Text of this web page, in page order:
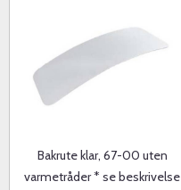
Bakrute klar, 67-00 uten
varmetråder * se beskrivelse